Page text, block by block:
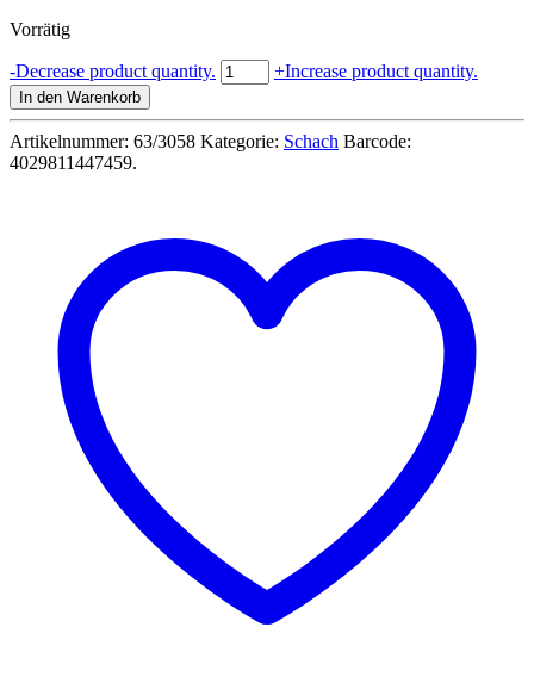
Vorrätig
-Decrease product quantity. Schachkassette
Schachspiel
Echtholz
34
+Increase product quantity.
In den Warenkorb
Artikelnummer: 63/3058 Kategorie: Schach Barcode:
4029811447459.